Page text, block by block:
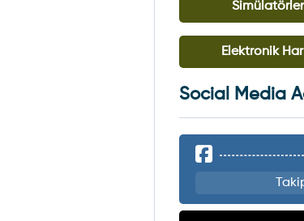
Elektronik
Social Media